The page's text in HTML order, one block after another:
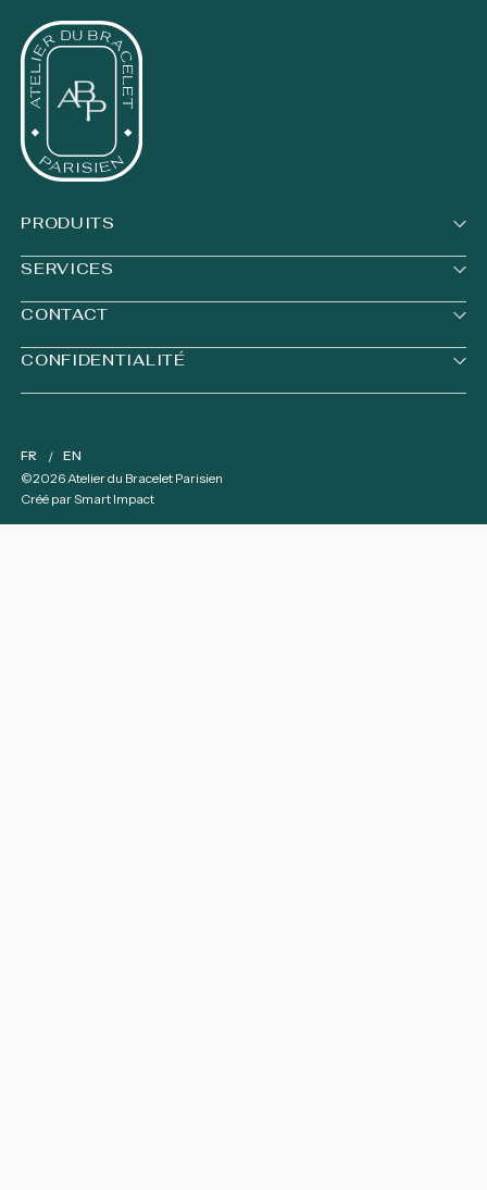
PRODUITS
SERVICES
CONTACT
CONFIDENTIALITÉ
FR
EN
©2026 Atelier du Bracelet Parisien
Créé parSmart Impact